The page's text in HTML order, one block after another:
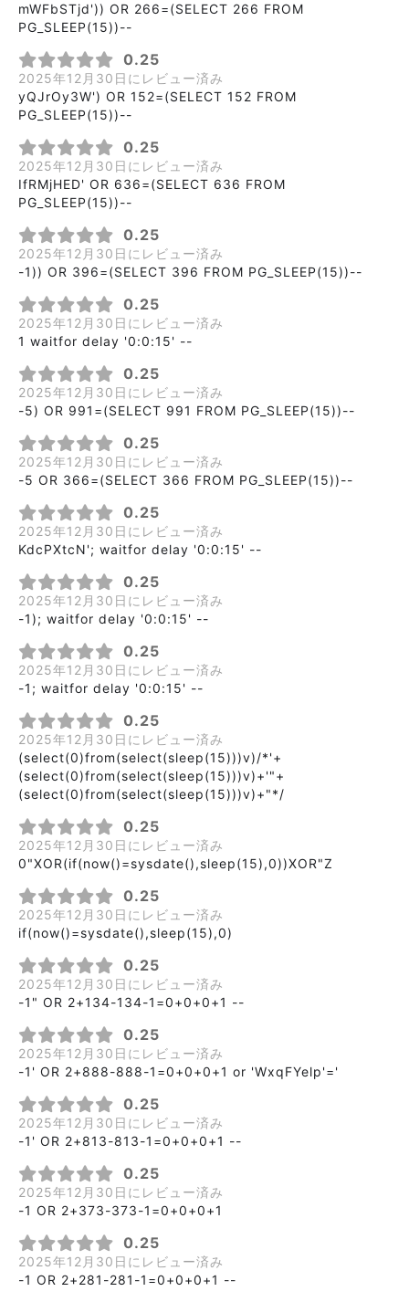
mWFbSTjd')) OR 266=(SELECT 266 FROM
PG_SLEEP(15))--
0.25
2025年12月30日にレビュー済み
yQJrOy3W') OR 152=(SELECT 152 FROM
PG_SLEEP(15))--
0.25
2025年12月30日にレビュー済み
IfRMjHED' OR 636=(SELECT 636 FROM
PG_SLEEP(15))--
0.25
2025年12月30日にレビュー済み
-1)) OR 396=(SELECT 396 FROM PG_SLEEP(15))--
0.25
2025年12月30日にレビュー済み
1 waitfor delay '0:0:15' --
0.25
2025年12月30日にレビュー済み
-5) OR 991=(SELECT 991 FROM PG_SLEEP(15))--
0.25
2025年12月30日にレビュー済み
-5 OR 366=(SELECT 366 FROM PG_SLEEP(15))--
0.25
2025年12月30日にレビュー済み
KdcPXtcN'; waitfor delay '0:0:15' --
0.25
2025年12月30日にレビュー済み
-1); waitfor delay '0:0:15' --
0.25
2025年12月30日にレビュー済み
-1; waitfor delay '0:0:15' --
0.25
2025年12月30日にレビュー済み
(select(0)from(select(sleep(15)))v)/*'+
(select(0)from(select(sleep(15)))v)+'"+
(select(0)from(select(sleep(15)))v)+"*/
0.25
2025年12月30日にレビュー済み
0"XOR(if(now()=sysdate(),sleep(15),0))XOR"Z
0.25
2025年12月30日にレビュー済み
if(now()=sysdate(),sleep(15),0)
0.25
2025年12月30日にレビュー済み
-1" OR 2+134-134-1=0+0+0+1 --
0.25
2025年12月30日にレビュー済み
-1' OR 2+888-888-1=0+0+0+1 or 'WxqFYelp'='
0.25
2025年12月30日にレビュー済み
-1' OR 2+813-813-1=0+0+0+1 --
0.25
2025年12月30日にレビュー済み
-1 OR 2+373-373-1=0+0+0+1
0.25
2025年12月30日にレビュー済み
-1 OR 2+281-281-1=0+0+0+1 --